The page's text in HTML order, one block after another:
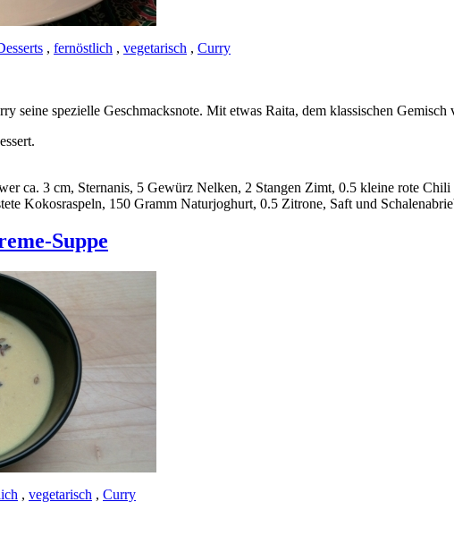
, fernöstlich , vegetarisch , Curry
seine spezielle Geschmacksnote. Mit etwas Raita, dem klassischen
ca. 3 cm, Sternanis, 5 Gewürz Nelken, 2 Stangen Zimt, 0.5 kleine rote
Kokosraspeln, 150 Gramm Naturjoghurt, 0.5 Zitrone, Saft und
Suppe
, vegetarisch , Curry